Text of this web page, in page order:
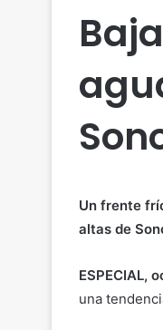
Un frente
altas de
ESPECIAL,
una